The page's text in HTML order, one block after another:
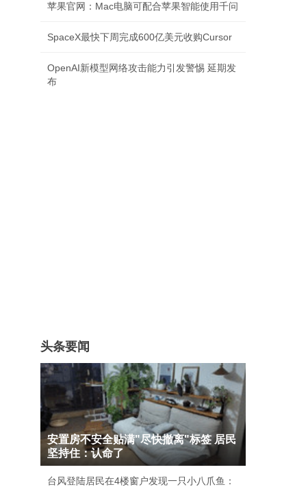
苹果官网：Mac电脑可配合苹果智能使用千问
SpaceX最快下周完成600亿美元收购Cursor
OpenAI新模型网络攻击能力引发警惕 延期发
布
头条要闻
安置房不安全贴满"尽快撤离"标签 居民
坚持住：认命了
台风登陆居民在4楼窗户发现一只小八爪鱼：